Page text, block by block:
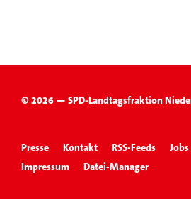
© 2026 — SPD-Landtagsfraktion
Presse Kontakt RSS-Feeds Jobs
Impressum
Datei-Manager